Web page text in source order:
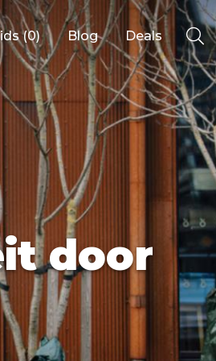
(0) Blog Deals
door